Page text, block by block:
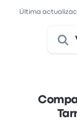
Última